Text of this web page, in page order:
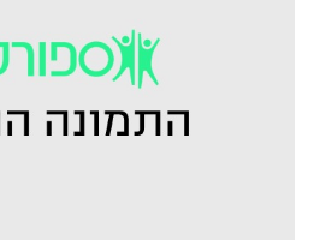
ליגה איטלקית
הפועל חולון